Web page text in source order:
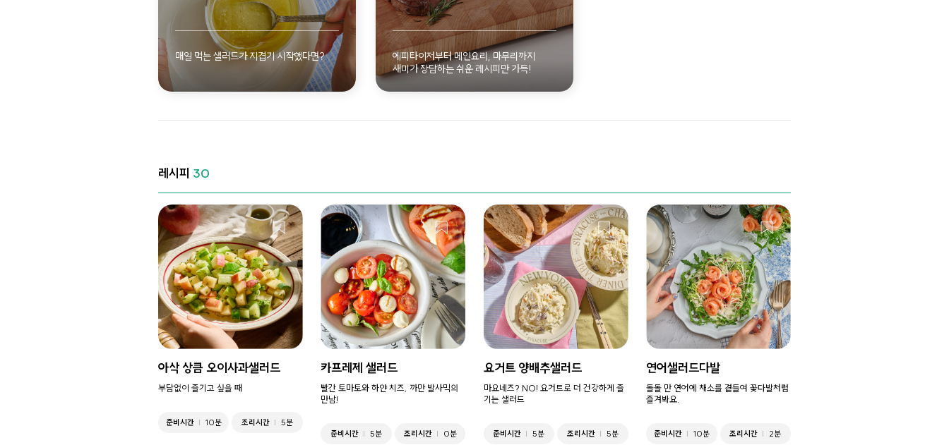
매일 먹는 샐러드가 지겹기 시작했다면?
자세히 보기
에피타이저부터 메인요리, 마무리까지
새미가 장담하는 쉬운 레시피만 가득!
자세히 보기
레시피 30
아삭 상큼 오이사과샐러드
부담없이 즐기고 싶을 때
준비시간 10분 조리시간 5분
카프레제 샐러드
빨간 토마토와 하얀 치즈, 까만 발사믹의
만남!
준비시간 5분 조리시간 0분
요거트 양배추샐러드
마요네즈? NO! 요거트로 더 건강하게 즐
기는 샐러드
준비시간 5분 조리시간 5분
연어샐러드다발
돌돌 만 연어에 채소를 곁들여 꽃다발처럼
즐겨봐요.
준비시간 10분 조리시간 2분